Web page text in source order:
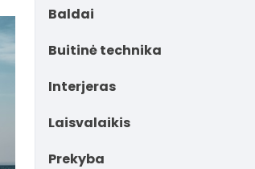
Baldai
Buitinė technika
Interjeras
Laisvalaikis
Prekyba